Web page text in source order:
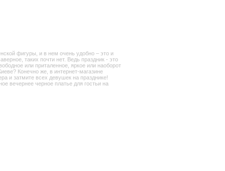
фигуры, и в нем очень удобно – это и
таких почти нет. Ведь праздник - это
или приталенное, яркое или наоборот
Конечно же, в интернет-магазине
и затмите всех девушек на празднике!
вечернее черное платье для гостьи на